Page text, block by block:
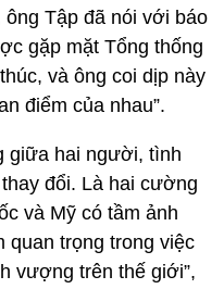
Tập đã nói với báo
gặp mặt Tổng thống
và ông coi dịp này
điểm của nhau”.
giữa hai người, tình
đổi. Là hai cường
và Mỹ có tầm ảnh
quan trọng trong việc
vượng trên thế giới”,